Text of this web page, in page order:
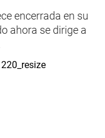
encerrada en su
ahora se dirige a